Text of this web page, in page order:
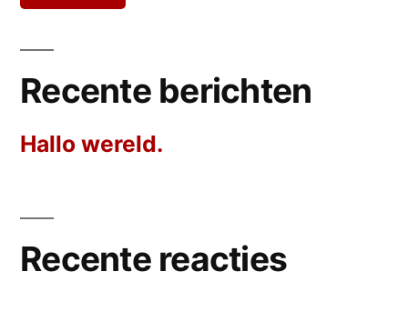
Recente berichten
Hallo wereld.
Recente reacties